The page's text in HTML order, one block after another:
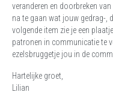
veranderen en doorbreken
na te gaan wat jouw gedrag-,
volgende item zie je een
patronen in communicatie te
ezelsbruggetje jou in de
Hartelijke groet,
Lilian